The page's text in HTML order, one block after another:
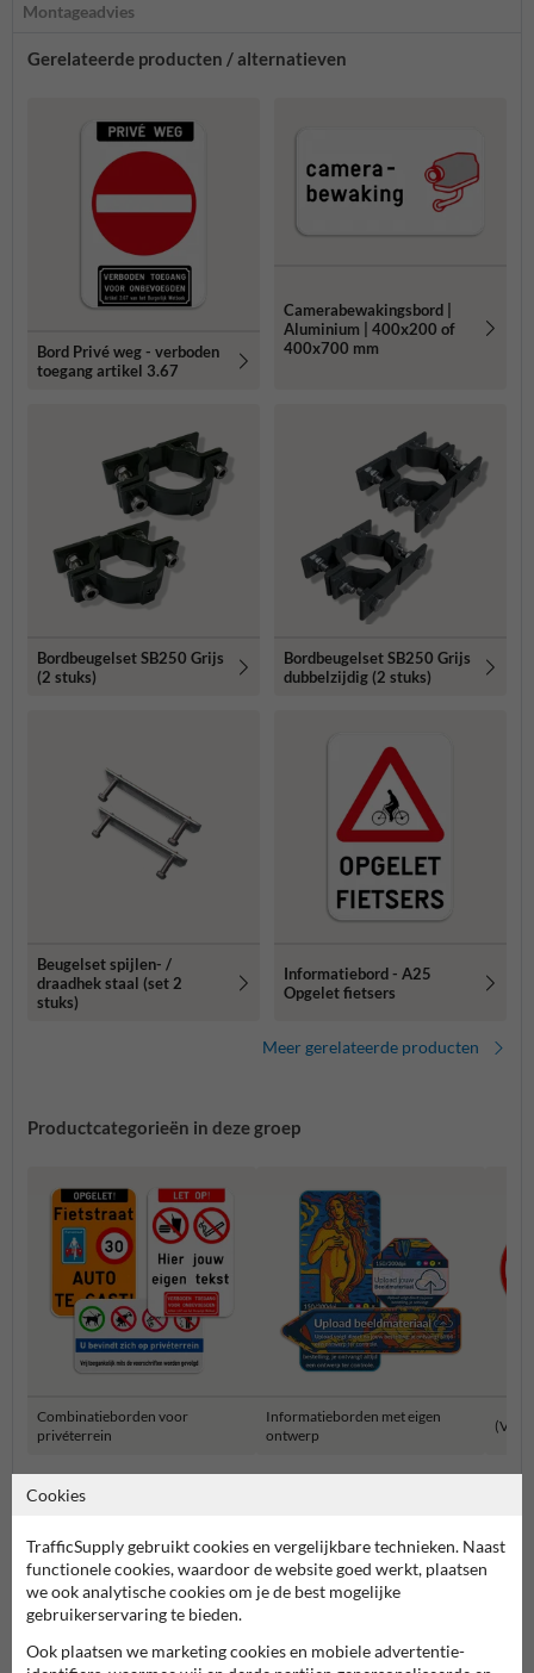
Montageadvies
Gerelateerde producten / alternatieven
Bord Privé weg - verboden
toegang artikel 3.67
Camerabewakingsbord |
Aluminium | 400x200 of
400x700 mm
Bordbeugelset SB250 Grijs
(2 stuks)
Bordbeugelset SB250 Grijs
dubbelzijdig (2 stuks)
Beugelset spijlen- /
draadhek staal (set 2
stuks)
Informatiebord - A25
Opgelet fietsers
Meer gerelateerde producten
Productcategorieën in deze groep
Combinatieborden voor
privéterrein
Informatieborden met eigen
ontwerp
Cookies
TrafficSupply gebruikt cookies en vergelijkbare technieken. Naast
functionele cookies, waardoor de website goed werkt, plaatsen
we ook analytische cookies om je de best mogelijke
gebruikerservaring te bieden.
Ook plaatsen we marketing cookies en mobiele advertentie-